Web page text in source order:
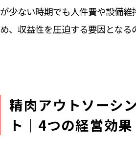
が少ない時期でも人件費や設備維
め、収益性を圧迫する要因となる
精肉アウトソーシ
ト│4つの経営効果